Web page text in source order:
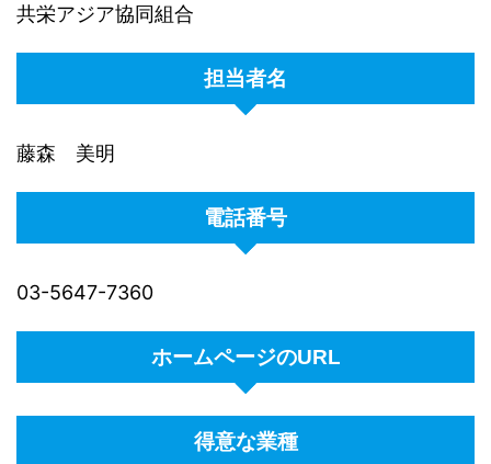
共栄アジア協同組合
担当者名
藤森 美明
電話番号
03-5647-7360
ホームページのURL
得意な業種